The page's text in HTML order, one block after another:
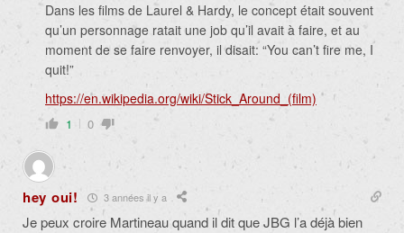
Dans les films de Laurel & Hardy, le concept était souvent
qu’un personnage ratait une job qu’il avait à faire, et au
moment de se faire renvoyer, il disait: “You can’t fire me, I
quit!”
https://en.wikipedia.org/wiki/Stick_Around_(film)
1 0
hey oui! 3 années il y a
Je peux croire Martineau quand il dit que JBG l’a déjà bien